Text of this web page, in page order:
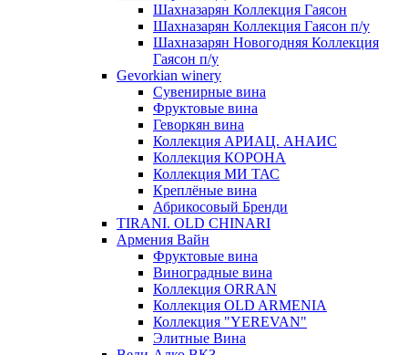
Шахназарян Коллекция Гаясон
Шахназарян Коллекция Гаясон п/у
Шахназарян Новогодняя Коллекция
Гаясон п/у
Gevorkian winery
Сувенирные вина
Фруктовые вина
Геворкян вина
Коллекция АРИАЦ. АНАИС
Коллекция КОРОНА
Коллекция МИ ТАС
Креплёные вина
Абрикосовый Бренди
TIRANI. OLD CHINARI
Армения Вайн
Фруктовые вина
Виноградные вина
Коллекция ORRAN
Коллекция OLD ARMENIA
Коллекция "YEREVAN"
Элитные Вина